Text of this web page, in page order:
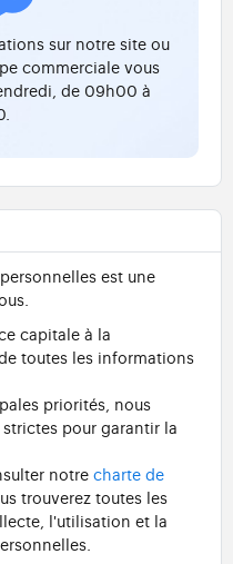
sur notre site ou
commerciale vous
de 09h00 à
est une
capitale à la
toutes les informations
priorités, nous
pour garantir la
notre charte de
trouverez toutes les
l'utilisation et la